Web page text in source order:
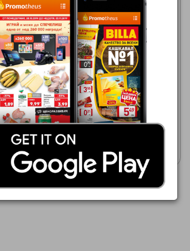
Практикер
30.07.2026 - 19.08.2026
44,99 €
Електрически храсторез
RD-HT08